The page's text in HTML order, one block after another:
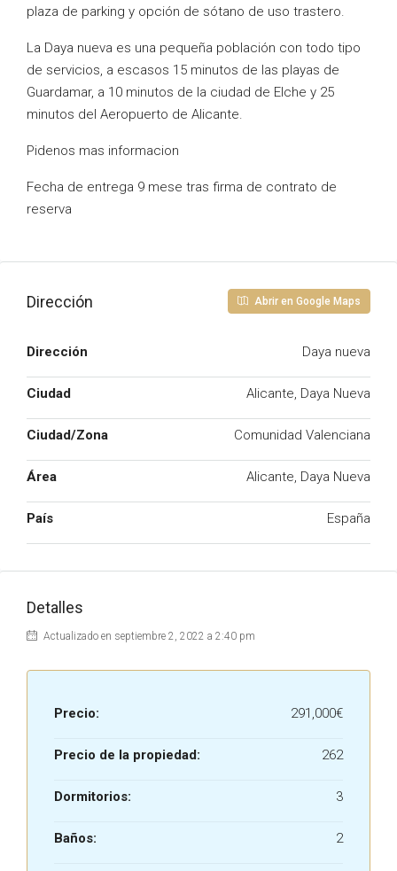
plaza de parking y opción de sótano de uso trastero.
La Daya nueva es una pequeña población con todo tipo
de servicios, a escasos 15 minutos de las playas de
Guardamar, a 10 minutos de la ciudad de Elche y 25
minutos del Aeropuerto de Alicante.
Pidenos mas informacion
Fecha de entrega 9 mese tras firma de contrato de
reserva
Dirección Abrir en Google Maps
Dirección Daya nueva
Ciudad Alicante, Daya Nueva
Ciudad/Zona Comunidad Valenciana
Área Alicante, Daya Nueva
País España
Detalles
Actualizado en septiembre 2, 2022 a 2:40 pm
Precio: 291,000€
Precio de la propiedad: 262
Dormitorios: 3
Baños: 2